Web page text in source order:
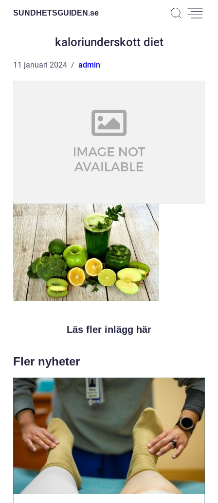
SUNDHETSGUIDEN.se
kaloriunderskott diet
11 januari 2024 admin
Läs fler inlägg här
Fler nyheter